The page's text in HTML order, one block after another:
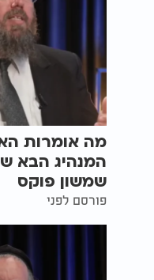
מה אומרות
המנהיג הבא
שמשון פוקס
פורסם לפני